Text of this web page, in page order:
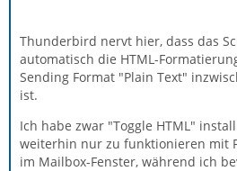
Thunderbird nervt hier, dass das
automatisch die HTML-
Sending Format "Plain Text"
ist.
Ich habe zwar "Toggle HTML"
weiterhin nur zu funktionieren mit
im Mailbox-Fenster, während ich